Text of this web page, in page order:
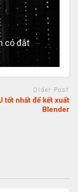
có đắt
Older Post
tốt nhất để kết xuất
Blender